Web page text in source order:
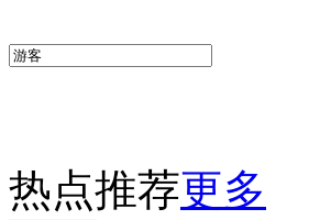
热点推荐更多